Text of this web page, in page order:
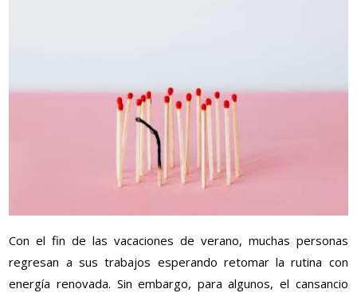
Con el fin de las vacaciones de verano, muchas personas
regresan a sus trabajos esperando retomar la rutina con
energía renovada. Sin embargo, para algunos, el cansancio